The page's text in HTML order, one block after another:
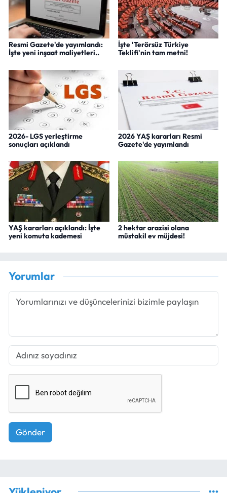
Resmi Gazete'de yayımlandı:
İşte yeni inşaat maliyetleri..
İşte 'Terörsüz Türkiye
Teklifi'nin tam metni!
2026- LGS yerleştirme
sonuçları açıklandı
2026 YAŞ kararları Resmi
Gazete'de yayımlandı
YAŞ kararları açıklandı: İşte
yeni komuta kademesi
2 hektar arazisi olana
müstakil ev müjdesi!
Yorumlar
Gönder